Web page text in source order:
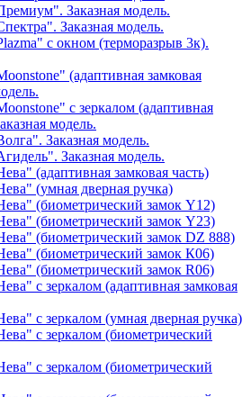
Заказная модель.
Заказная модель.
с окном (терморазрыв 3к).
(адаптивная замковая
с зеркалом (адаптивная
модель.
Заказная модель.
Заказная модель.
(адаптивная замковая часть)
(умная дверная ручка)
(биометрический замок Y12)
(биометрический замок Y23)
(биометрический замок DZ 888)
(биометрический замок К06)
(биометрический замок R06)
с зеркалом (адаптивная замковая
с зеркалом (умная дверная ручка)
с зеркалом (биометрический
с зеркалом (биометрический